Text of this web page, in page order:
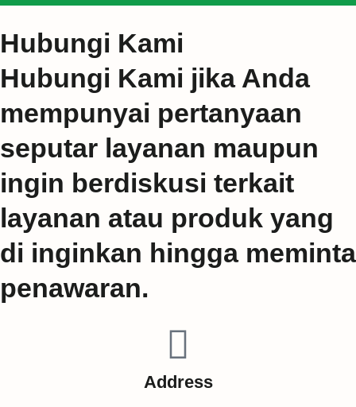
Hubungi Kami
Hubungi Kami jika Anda
mempunyai pertanyaan
seputar layanan maupun
ingin berdiskusi terkait
layanan atau produk yang
di inginkan hingga meminta
penawaran.
Address